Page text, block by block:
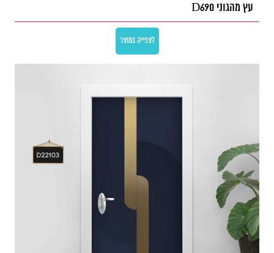
עץ מהגוני D690
לצפייה במוצר